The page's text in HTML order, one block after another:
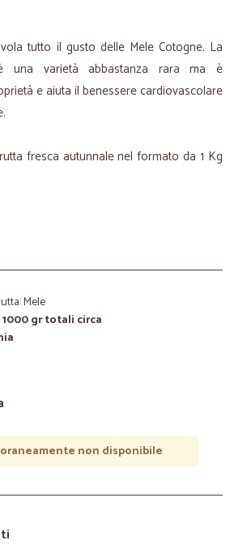
tutto il gusto delle Mele Cotogne. La
una varietà abbastanza rara ma è
e aiuta il benessere cardiovascolare
fresca autunnale nel formato da 1 Kg
Mele
1000 gr totali circa
non disponibile